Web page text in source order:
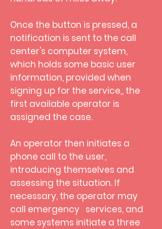
Once the button is pressed, a
notification is sent to the call
center's computer system,
which holds some basic user
information, provided when
signing up for the service,, the
first available operator is
assigned the case.
An operator then initiates a
phone call to the user,
introducing themselves and
assessing the situation. If
necessary, the operator may
call emergency services, and
some systems initiate a three